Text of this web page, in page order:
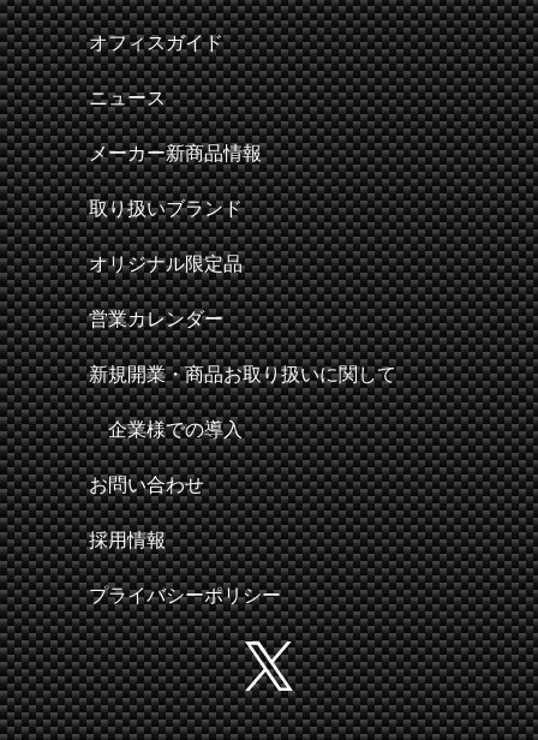
オフィスガイド
ニュース
メーカー新商品情報
取り扱いブランド
オリジナル限定品
営業カレンダー
新規開業・商品お取り扱いに関して
企業様での導入
お問い合わせ
採用情報
プライバシーポリシー